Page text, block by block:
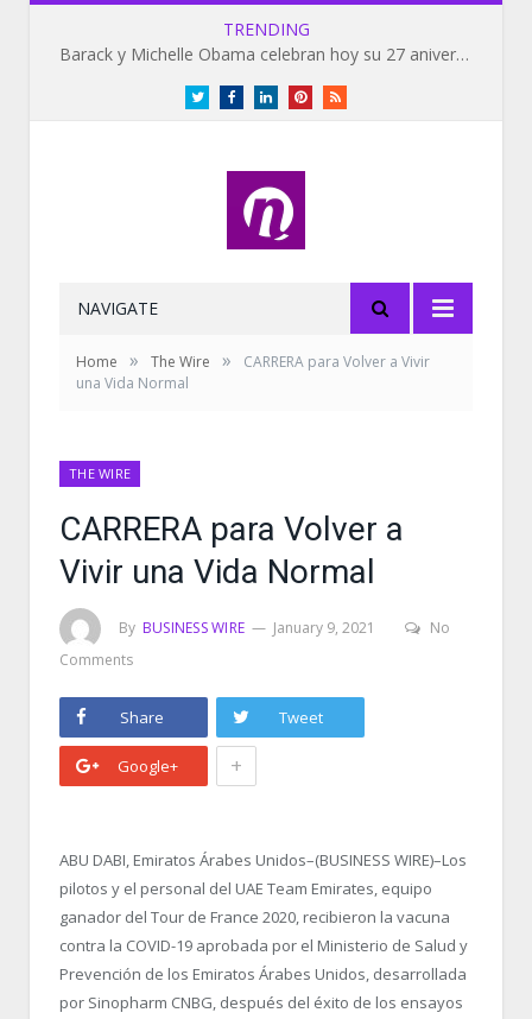
TRENDING
Barack y Michelle Obama celebran hoy su 27 aniversario de bodas
TwitterFacebookLinkedInPinterestRSS
NAVIGATE
Home » The Wire »
CARRERA para Volver a Vivir
una Vida Normal
THE WIRE
CARRERA para Volver a
Vivir una Vida Normal
By BUSINESS WIRE January 9, 2021
No
Comments
Share Tweet
Google+ +
ABU DABI, Emiratos Árabes Unidos–(BUSINESS WIRE)–Los
pilotos y el personal del UAE Team Emirates, equipo
ganador del Tour de France 2020, recibieron la vacuna
contra la COVID-19 aprobada por el Ministerio de Salud y
Prevención de los Emiratos Árabes Unidos, desarrollada
por Sinopharm CNBG, después del éxito de los ensayos